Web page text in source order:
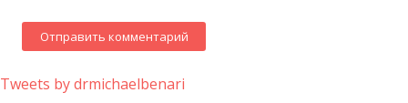
Tweets by drmichaelbenari